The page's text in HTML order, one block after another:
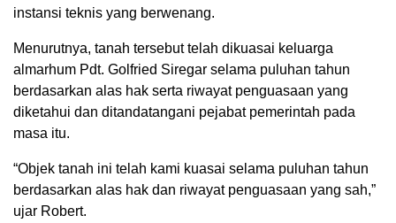
instansi teknis yang berwenang.
Menurutnya, tanah tersebut telah dikuasai keluarga
almarhum Pdt. Golfried Siregar selama puluhan tahun
berdasarkan alas hak serta riwayat penguasaan yang
diketahui dan ditandatangani pejabat pemerintah pada
masa itu.
“Objek tanah ini telah kami kuasai selama puluhan tahun
berdasarkan alas hak dan riwayat penguasaan yang sah,”
ujar Robert.